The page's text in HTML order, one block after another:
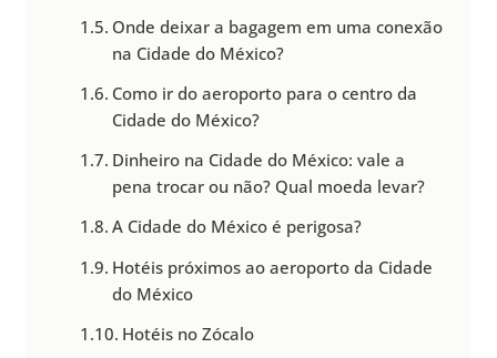
Onde deixar a bagagem em uma conexão
na Cidade do México?
Como ir do aeroporto para o centro da
Cidade do México?
Dinheiro na Cidade do México: vale a
pena trocar ou não? Qual moeda levar?
A Cidade do México é perigosa?
Hotéis próximos ao aeroporto da Cidade
do México
Hotéis no Zócalo